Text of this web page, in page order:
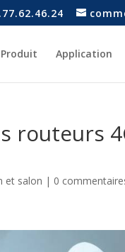
Produit Application
routeurs
et salon | 0